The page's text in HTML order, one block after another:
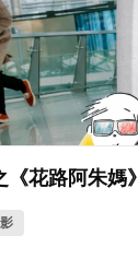
花路阿朱媽》